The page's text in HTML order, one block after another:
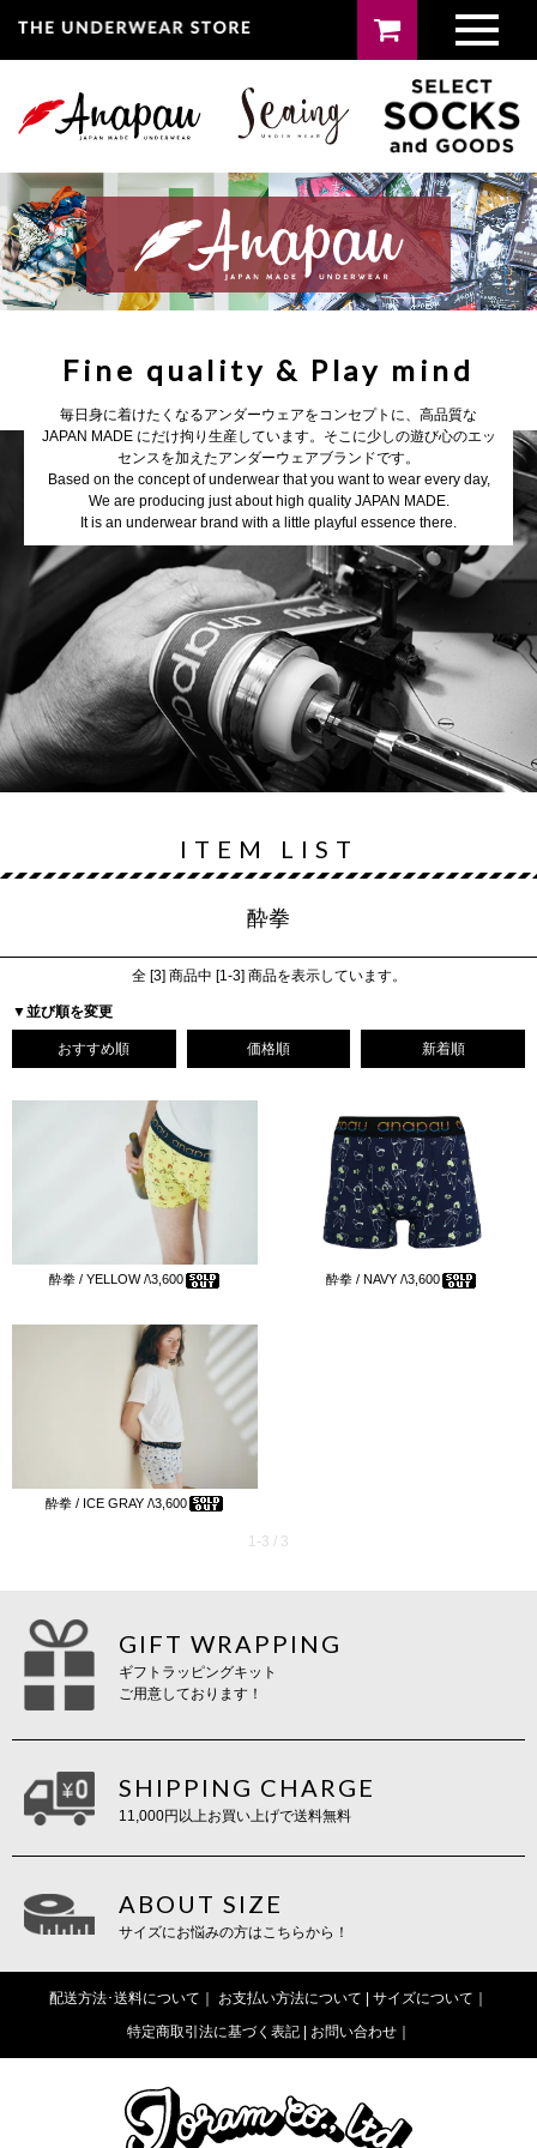
Fine quality & Play mind
毎日身に着けたくなるアンダーウェアをコンセプトに、高品質な
JAPAN MADE にだけ拘り生産しています。そこに少しの遊び心のエッ
センスを加えたアンダーウェアブランドです。
Based on the concept of underwear that you want to wear every day,
We are producing just about high quality JAPAN MADE.
It is an underwear brand with a little playful essence there.
ITEM LIST
酔拳
全 [3] 商品中 [1-3] 商品を表示しています。
▼並び順を変更
おすすめ順 価格順 新着順
酔拳 / YELLOW /\3,600 酔拳 / NAVY /\3,600
酔拳 / ICE GRAY /\3,600
1-3 / 3
GIFT WRAPPING
ギフトラッピングキット
ご用意しております！
SHIPPING CHARGE
11,000円以上お買い上げで送料無料
ABOUT SIZE
サイズにお悩みの方はこちらから！
配送方法･送料について お支払い方法について |
サイズについて
特定商取引法に基づく表記 | お問い合わせ